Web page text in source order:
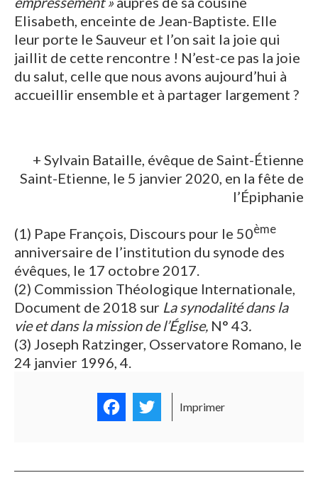
Elisabeth, enceinte de Jean-Baptiste. Elle
leur porte le Sauveur et l’on sait la joie qui
jaillit de cette rencontre ! N’est-ce pas la joie
du salut, celle que nous avons aujourd’hui à
accueillir ensemble et à partager largement ?
+ Sylvain Bataille, évêque de Saint-Étienne
Saint-Etienne, le 5 janvier 2020, en la fête de
l’Épiphanie
(1) Pape François, Discours pour le 50ème
anniversaire de l’institution du synode des
évêques, le 17 octobre 2017.
(2) Commission Théologique Internationale,
Document de 2018 sur La synodalité dans la
vie et dans la mission de l’Église, N° 43.
(3) Joseph Ratzinger, Osservatore Romano, le
24 janvier 1996, 4.
FacebookTwitter
Imprimer